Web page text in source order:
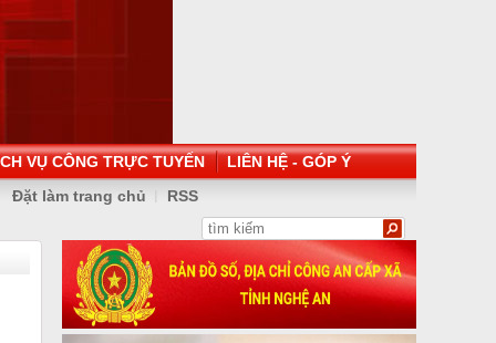
VỤ CÔNG TRỰC TUYẾN
LIÊN HỆ - GÓP Ý
Đặt làm trang chủ
RSS